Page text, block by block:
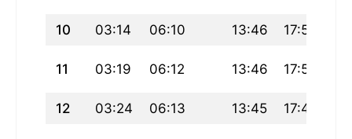
10 03:14 06:10 13:46 17:52
11 03:19 06:12 13:46 17:51
12 03:24 06:13 13:45 17:49